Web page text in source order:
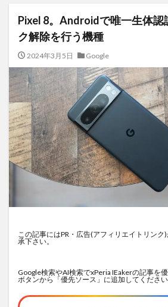
Pixel 8。Androidで唯一生体認
ク解除を行う機種
2024年3月5日 Google
この記事にはPR・広告(アフィリエイトリンク
承下さい。
Google検索やAI検索でxPeria IEakerの記事を
ボタンから「優先ソース」に追加してください